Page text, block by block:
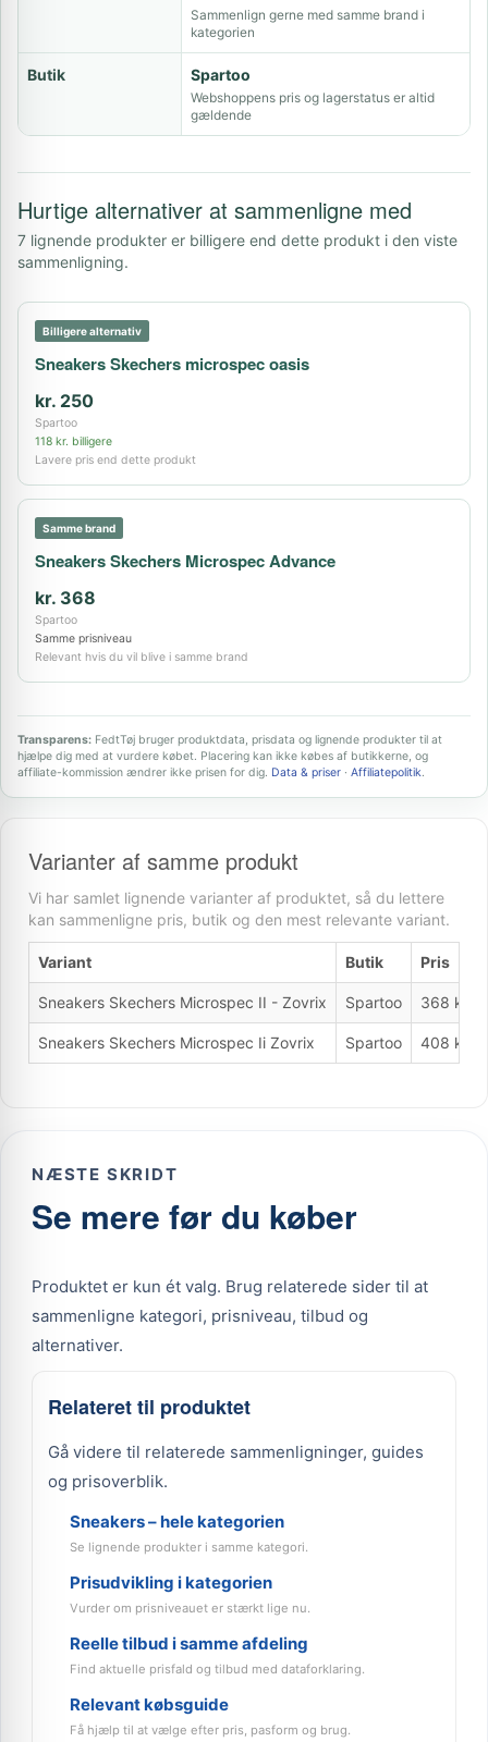
Sammenlign gerne med samme brand i
kategorien
Butik Spartoo
Webshoppens pris og lagerstatus er altid
gældende
Hurtige alternativer at sammenligne med
7 lignende produkter er billigere end dette produkt i den viste
sammenligning.
Billigere alternativ
Sneakers Skechers microspec oasis
kr. 250
Spartoo
118 kr. billigere
Lavere pris end dette produkt
Samme brand
Sneakers Skechers Microspec Advance
kr. 368
Spartoo
Samme prisniveau
Relevant hvis du vil blive i samme brand
Transparens: FedtTøj bruger produktdata, prisdata og lignende produkter til at
hjælpe dig med at vurdere købet. Placering kan ikke købes af butikkerne, og
affiliate-kommission ændrer ikke prisen for dig. Data & priser · Affiliatepolitik.
Varianter af samme produkt
Vi har samlet lignende varianter af produktet, så du lettere
kan sammenligne pris, butik og den mest relevante variant.
Variant Butik Pris
Sneakers Skechers Microspec II - Zovrix Spartoo 368 kr.
Sneakers Skechers Microspec Ii Zovrix Spartoo 408 kr.
NÆSTE SKRIDT
Se mere før du køber
Produktet er kun ét valg. Brug relaterede sider til at
sammenligne kategori, prisniveau, tilbud og
alternativer.
Relateret til produktet
Gå videre til relaterede sammenligninger, guides
og prisoverblik.
Sneakers – hele kategorien
Se lignende produkter i samme kategori.
Prisudvikling i kategorien
Vurder om prisniveauet er stærkt lige nu.
Reelle tilbud i samme afdeling
Find aktuelle prisfald og tilbud med dataforklaring.
Relevant købsguide
Få hjælp til at vælge efter pris, pasform og brug.